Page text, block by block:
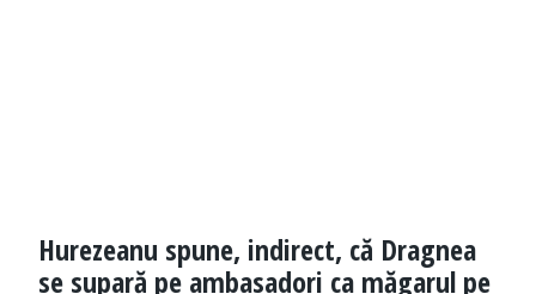
Hurezeanu spune, indirect, că Dragnea
se supară pe ambasadori ca măgarul pe